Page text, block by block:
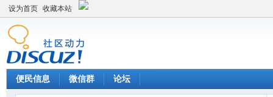
设为首页 收藏本站
便民信息 微信群 论坛